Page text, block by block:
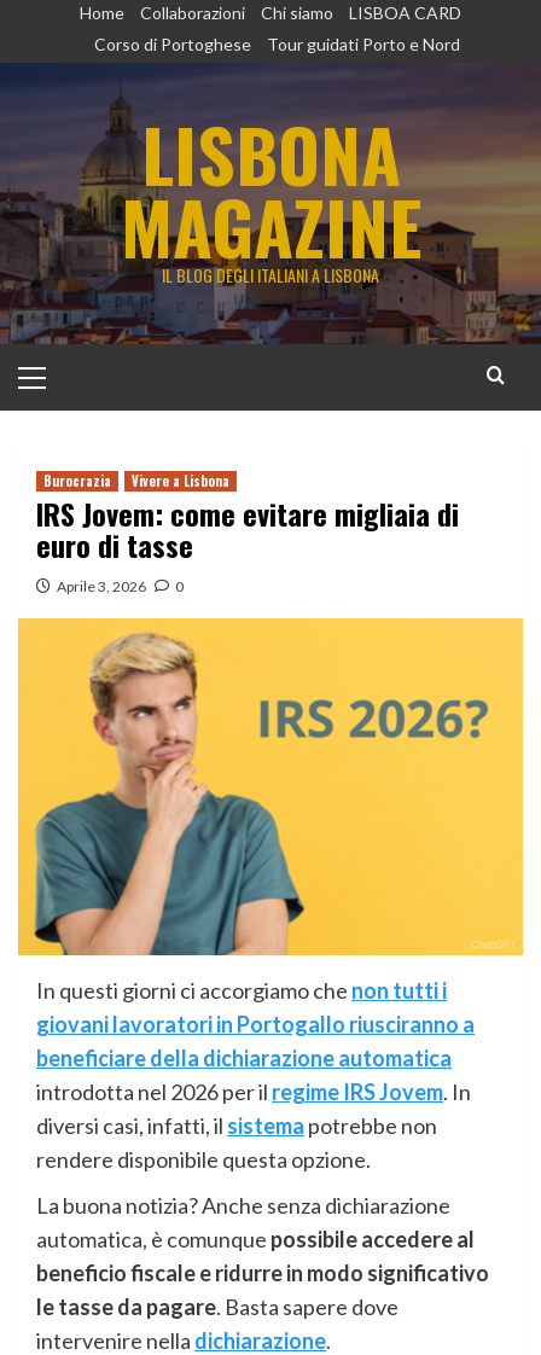
Home Collaborazioni Chi siamo
LISBOA CARD
Corso di Portoghese
Tour guidati Porto e Nord
LISBONA
MAGAZINE
IL BLOG DEGLI ITALIANI A LISBONA
principale
Burocrazia Vivere a Lisbona
IRS Jovem: come evitare migliaia di
euro di tasse
Aprile 3, 2026 0
In questi giorni ci accorgiamo che non tutti i
giovani lavoratori in Portogallo riusciranno a
beneficiare della dichiarazione automatica
introdotta nel 2026 per il regime IRS Jovem. In
diversi casi, infatti, il sistema potrebbe non
rendere disponibile questa opzione.
La buona notizia? Anche senza dichiarazione
automatica, è comunque possibile accedere al
beneficio fiscale e ridurre in modo significativo
le tasse da pagare. Basta sapere dove
intervenire nella dichiarazione.